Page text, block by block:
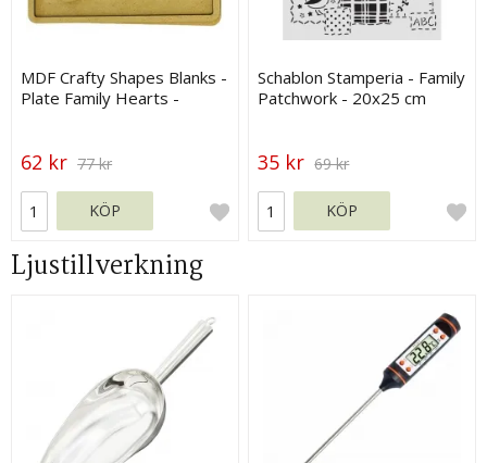
MDF Crafty Shapes Blanks -
Plate Family Hearts -
62 kr 77 kr
KÖP
Schablon Stamperia - Family
Patchwork - 20x25 cm
35 kr 69 kr
KÖP
Ljustillverkning